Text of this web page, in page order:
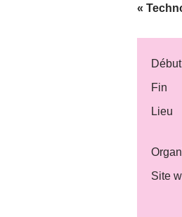
«
Début
Fin
Lieu
Site